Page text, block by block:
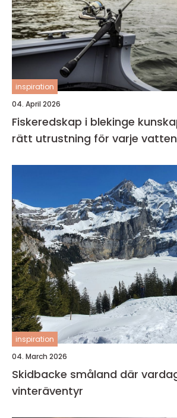
inspiration
04. April 2026
Fiskeredskap i blekinge kunskap, kvalitet och
rätt utrustning för varje vatten
inspiration
04. March 2026
Skidbacke småland där vardagen möter
vinteräventyr